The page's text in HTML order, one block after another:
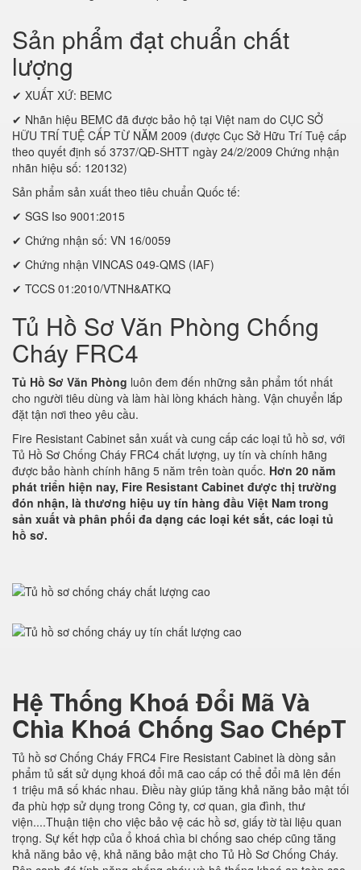
Sản phẩm đạt chuẩn chất
lượng
✔ XUẤT XỨ: BEMC
✔ Nhãn hiệu BEMC đã được bảo hộ tại Việt nam do CỤC SỞ
HỮU TRÍ TUỆ CẤP TỪ NĂM 2009 (được Cục Sở Hữu Trí Tuệ cấp
theo quyết định số 3737/QĐ-SHTT ngày 24/2/2009 Chứng nhận
nhãn hiệu số: 120132)
Sản phẩm sản xuất theo tiêu chuẩn Quốc tế:
✔ SGS Iso 9001:2015
✔ Chứng nhận số: VN 16/0059
✔ Chứng nhận VINCAS 049-QMS (IAF)
✔ TCCS 01:2010/VTNH&ATKQ
Tủ Hồ Sơ Văn Phòng Chống
Cháy FRC4
Tủ Hồ Sơ Văn Phòng luôn đem đến những sản phẩm tốt nhất
cho người tiêu dùng và làm hài lòng khách hàng. Vận chuyển lắp
đặt tận nơi theo yêu cầu.
Fire Resistant Cabinet sản xuất và cung cấp các loại tủ hồ sơ, với
Tủ Hồ Sơ Chống Cháy FRC4 chất lượng, uy tín và chính hãng
được bảo hành chính hãng 5 năm trên toàn quốc. Hơn 20 năm
phát triển hiện nay, Fire Resistant Cabinet được thị trường
đón nhận, là thương hiệu uy tín hàng đầu Việt Nam trong
sản xuất và phân phối đa dạng các loại két sắt, các loại tủ
hồ sơ.
Hệ Thống Khoá Đổi Mã Và
Chìa Khoá Chống Sao ChépT
Tủ hồ sơ Chống Cháy FRC4 Fire Resistant Cabinet là dòng sản
phẩm tủ sắt sử dụng khoá đổi mã cao cấp có thể đổi mã lên đến
1 triệu mã số khác nhau. Điều này giúp tăng khả năng bảo mật tối
đa phù hợp sử dụng trong Công ty, cơ quan, gia đình, thư
viện....Thuận tiện cho việc bảo vệ các hồ sơ, giấy tờ tài liệu quan
trọng. Sự kết hợp của ổ khoá chìa bi chống sao chép cũng tăng
khả năng bảo vệ, khả năng bảo mật cho Tủ Hồ Sơ Chống Cháy.